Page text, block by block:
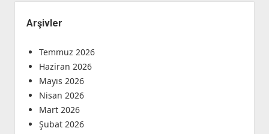
Arşivler
Temmuz 2026
Haziran 2026
Mayıs 2026
Nisan 2026
Mart 2026
Şubat 2026